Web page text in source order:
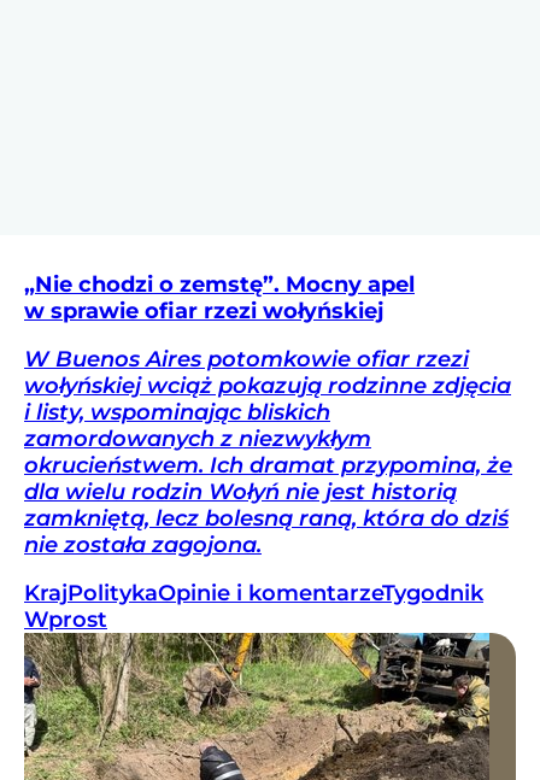
„Nie chodzi o zemstę”. Mocny apel
w sprawie ofiar rzezi wołyńskiej
W Buenos Aires potomkowie ofiar rzezi
wołyńskiej wciąż pokazują rodzinne zdjęcia
i listy, wspominając bliskich
zamordowanych z niezwykłym
okrucieństwem. Ich dramat przypomina, że
dla wielu rodzin Wołyń nie jest historią
zamkniętą, lecz bolesną raną, która do dziś
nie została zagojona.
KrajPolitykaOpinie i komentarzeTygodnik
Wprost